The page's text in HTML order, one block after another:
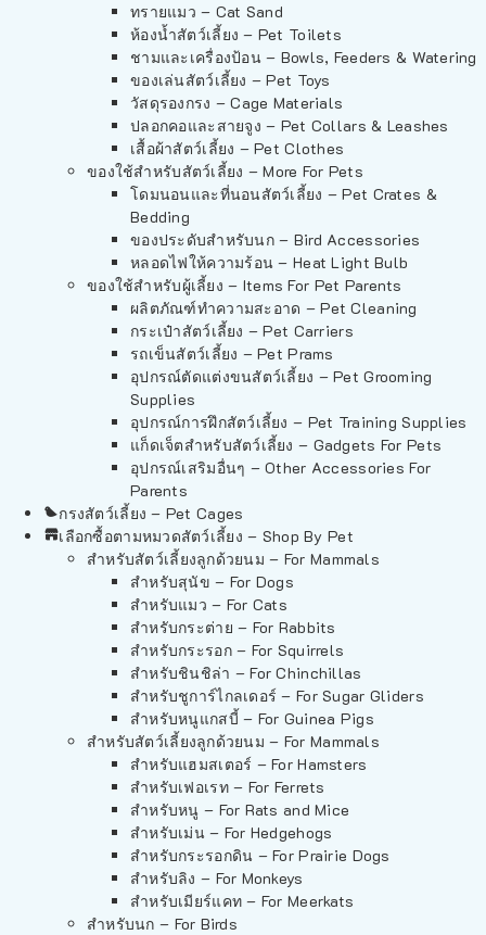
ทรายแมว – Cat Sand
ห้องน้ำสัตว์เลี้ยง – Pet Toilets
ชามและเครื่องป้อน – Bowls, Feeders & Watering
ของเล่นสัตว์เลี้ยง – Pet Toys
วัสดุรองกรง – Cage Materials
ปลอกคอและสายจูง – Pet Collars & Leashes
เสื้อผ้าสัตว์เลี้ยง – Pet Clothes
ของใช้สำหรับสัตว์เลี้ยง – More For Pets
โดมนอนและที่นอนสัตว์เลี้ยง – Pet Crates &
Bedding
ของประดับสำหรับนก – Bird Accessories
หลอดไฟให้ความร้อน – Heat Light Bulb
ของใช้สำหรับผู้เลี้ยง – Items For Pet Parents
ผลิตภัณฑ์ทำความสะอาด – Pet Cleaning
กระเป๋าสัตว์เลี้ยง – Pet Carriers
รถเข็นสัตว์เลี้ยง – Pet Prams
อุปกรณ์ตัดแต่งขนสัตว์เลี้ยง – Pet Grooming
Supplies
อุปกรณ์การฝึกสัตว์เลี้ยง – Pet Training Supplies
แก็ดเจ็ตสำหรับสัตว์เลี้ยง – Gadgets For Pets
อุปกรณ์เสริมอื่นๆ – Other Accessories For
Parents
กรงสัตว์เลี้ยง – Pet Cages
เลือกซื้อตามหมวดสัตว์เลี้ยง – Shop By Pet
สำหรับสัตว์เลี้ยงลูกด้วยนม – For Mammals
สำหรับสุนัข – For Dogs
สำหรับแมว – For Cats
สำหรับกระต่าย – For Rabbits
สำหรับกระรอก – For Squirrels
สำหรับชินชิล่า – For Chinchillas
สำหรับชูการ์ไกลเดอร์ – For Sugar Gliders
สำหรับหนูแกสบี้ – For Guinea Pigs
สำหรับสัตว์เลี้ยงลูกด้วยนม – For Mammals
สำหรับแฮมสเตอร์ – For Hamsters
สำหรับเฟอเรท – For Ferrets
สำหรับหนู – For Rats and Mice
สำหรับเม่น – For Hedgehogs
สำหรับกระรอกดิน – For Prairie Dogs
สำหรับลิง – For Monkeys
สำหรับเมียร์แคท – For Meerkats
สำหรับนก – For Birds